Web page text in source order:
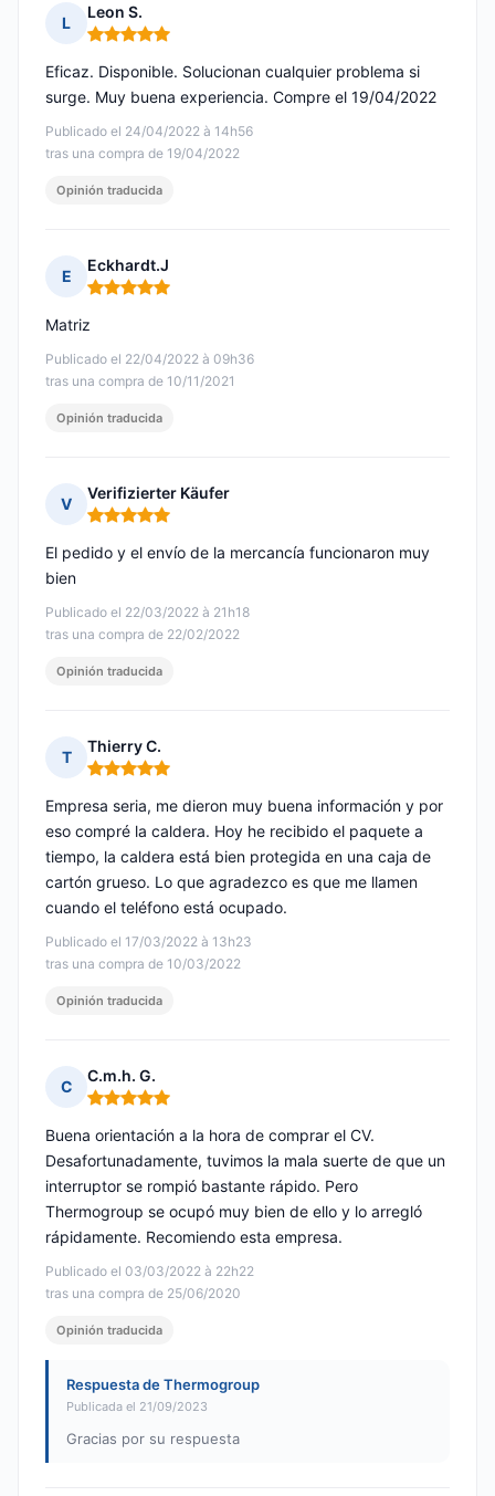
L
Leon S.
Nota: 5 de 5
Publicado el 24/04/2022 à 14h56
tras una compra de 19/04/2022
Eficaz. Disponible. Solucionan cualquier problema si
surge. Muy buena experiencia. Compre el 19/04/2022
Opinión traducida
E
Eckhardt.J
Nota: 5 de 5
Publicado el 22/04/2022 à 09h36
tras una compra de 10/11/2021
Matriz
Opinión traducida
V
Verifizierter Käufer
Nota: 5 de 5
Publicado el 22/03/2022 à 21h18
tras una compra de 22/02/2022
El pedido y el envío de la mercancía funcionaron muy
bien
Opinión traducida
T
Thierry C.
Nota: 5 de 5
Publicado el 17/03/2022 à 13h23
tras una compra de 10/03/2022
Empresa seria, me dieron muy buena información y por
eso compré la caldera. Hoy he recibido el paquete a
tiempo, la caldera está bien protegida en una caja de
cartón grueso. Lo que agradezco es que me llamen
cuando el teléfono está ocupado.
Opinión traducida
C
C.m.h. G.
Nota: 5 de 5
Publicado el 03/03/2022 à 22h22
tras una compra de 25/06/2020
Buena orientación a la hora de comprar el CV.
Desafortunadamente, tuvimos la mala suerte de que un
interruptor se rompió bastante rápido. Pero
Thermogroup se ocupó muy bien de ello y lo arregló
rápidamente. Recomiendo esta empresa.
Opinión traducida
Respuesta de Thermogroup
Publicada el 21/09/2023
Gracias por su respuesta